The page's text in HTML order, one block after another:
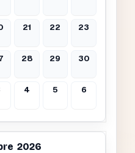
21 22 23
28 29 30
4 5 6
2026